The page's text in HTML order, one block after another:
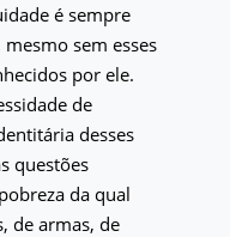
é sempre
sem esses
por ele.
de
desses
questões
da qual
de armas, de